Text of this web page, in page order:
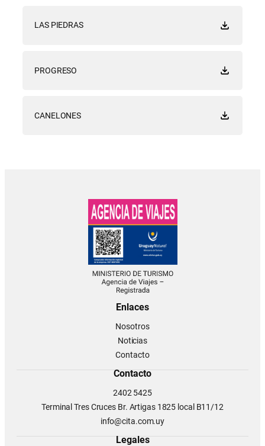
LAS PIEDRAS
PROGRESO
CANELONES
Enlaces
Nosotros
Noticias
Contacto
Contacto
2402 5425
Terminal Tres Cruces Br. Artigas 1825 local B11/12
info@cita.com.uy
Legales